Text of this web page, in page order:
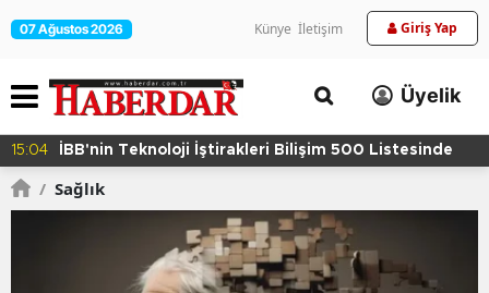
07 Ağustos 2026 Künye İletişim Giriş Yap
Üyelik
12:02 Avcılar Belediyesi'ne Operasyon
/ Sağlık